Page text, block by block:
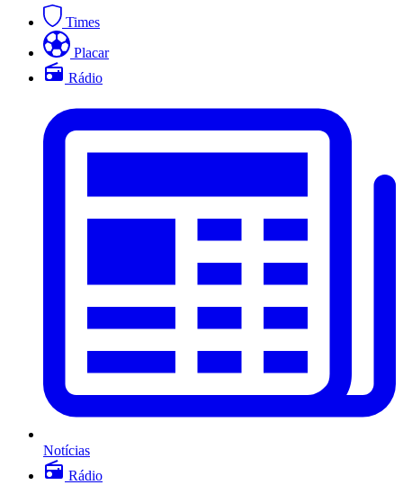
Times
Placar
Rádio
Notícias
Rádio